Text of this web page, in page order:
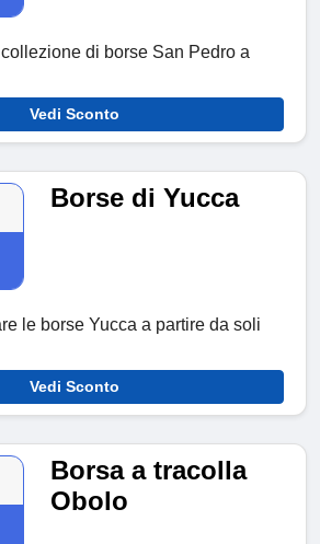
di borse San Pedro a
Vedi Sconto
Borse di Yucca
le borse Yucca a partire da soli
Vedi Sconto
Borsa a tracolla
Obolo